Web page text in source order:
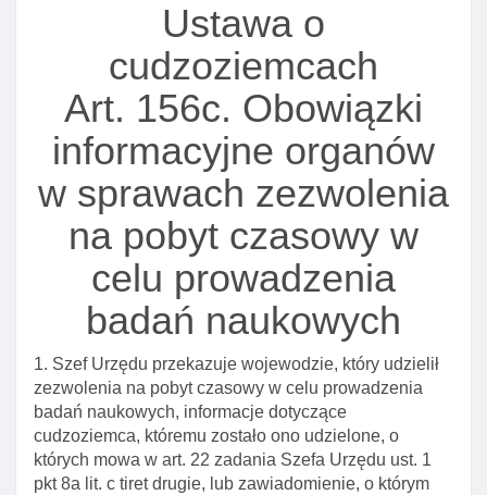
Ustawa o
cudzoziemcach
Art. 156c. Obowiązki
informacyjne organów
w sprawach zezwolenia
na pobyt czasowy w
celu prowadzenia
badań naukowych
1. Szef Urzędu przekazuje wojewodzie, który udzielił
zezwolenia na pobyt czasowy w celu prowadzenia
badań naukowych, informacje dotyczące
cudzoziemca, któremu zostało ono udzielone, o
których mowa w art. 22 zadania Szefa Urzędu ust. 1
pkt 8a lit. c tiret drugie, lub zawiadomienie, o którym
wykazie studentów
pobyt czasowy w celu kształcenia się na studiach
Art. 149a. Zawiadomienie o zamiarze korzystania z
Art. 149b. Warunki dopuszczalnośCI mobilnośCI
studenta na terytorium rp
Art. 149c. Obowiązki informacyjne organów w
sprawach udzielenia zezwolenia na pobyt
czasowy w celu kształcenia się na studiach
Art. 150. Rozporządzenie w sprawie środków
finansowych, jakie musi posiadać cudzoziemiec
Rozdział 7. Zezwolenie na pobyt czasowy w celu
prowadzenia badań naukowych. Mobilność
krótkoterminowa I Długoterminowa naukowca
Art. 151. Zezwolenie na pobyt czasowy w celu
prowadzenia badań naukowych